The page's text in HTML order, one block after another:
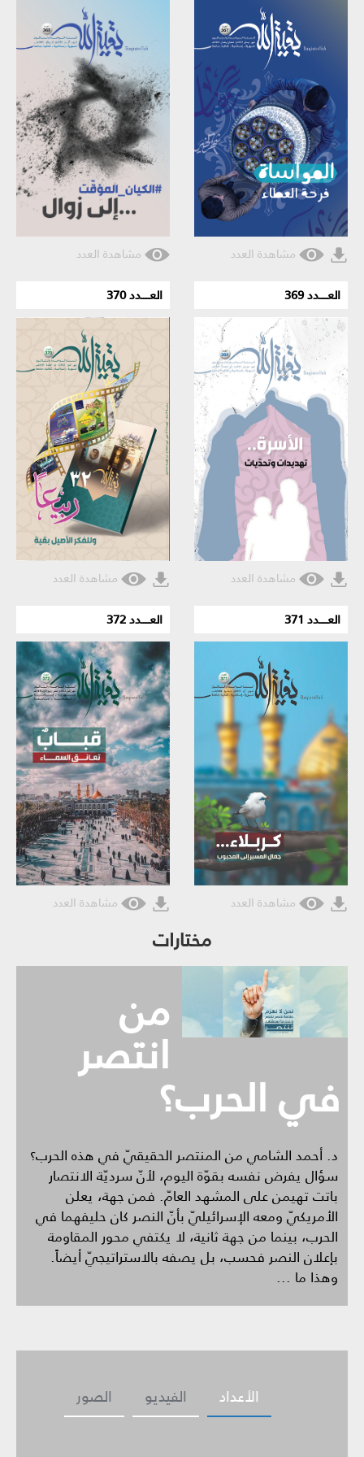
مشاهدة العدد مشاهدة العدد
العـــــدد 369
مشاهدة العدد
العـــــدد 370
مشاهدة العدد
العـــــدد 371
مشاهدة العدد
العـــــدد 372
مشاهدة العدد
مختارات
من
انتصر
في الحرب؟
د. أحمد الشامي من المنتصر الحقيقيّ في هذه الحرب؟
سؤال يفرض نفسه بقوّة اليوم، لأنّ سرديّة الانتصار
باتت تهيمن على المشهد العامّ. فمن جهة، يعلن
الأمريكيّ ومعه الإسرائيليّ بأنّ النصر كان حليفهما في
الحرب، بينما من جهة ثانية، لا يكتفي محور المقاومة
بإعلان النصر فحسب، بل يصفه بالاستراتيجيّ أيضاً.
وهذا ما ...
الصور الفيديو الأعداد